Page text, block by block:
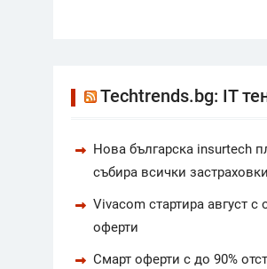
Techtrends.bg: IT
Нова българска insurtech
събира всички
Vivacom стартира август с
оферти
Смарт оферти с до 90%